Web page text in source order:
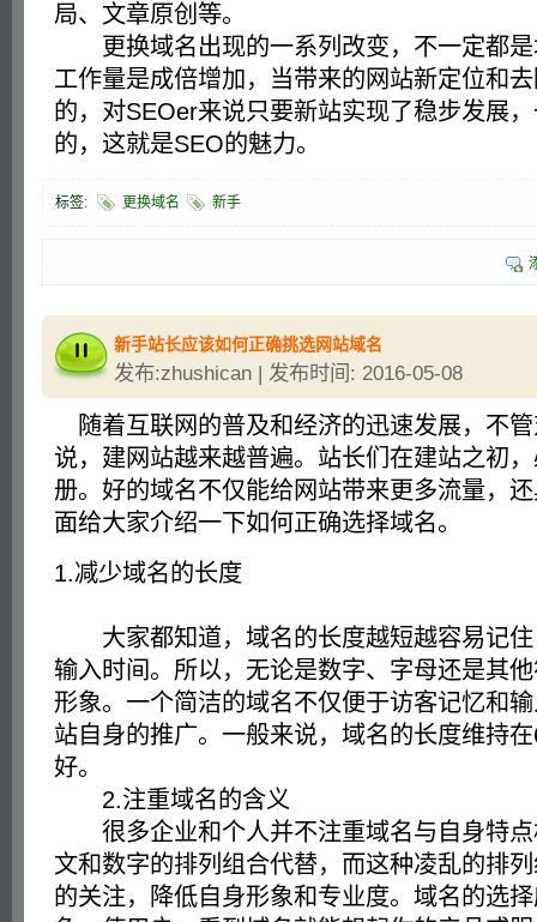
局、文章原创等。
更换域名出现的一系列改变，不一定都是
工作量是成倍增加，当带来的网站新定位和
的，对SEOer来说只要新站实现了稳步发展
的，这就是SEO的魅力。
标签: 更换域名 新手
新手站长应该如何正确挑选网站域名
发布:zhushican | 发布时间: 2016-05-08
随着互联网的普及和经济的迅速发展，不
说，建网站越来越普遍。站长们在建站之初
册。好的域名不仅能给网站带来更多流量，
面给大家介绍一下如何正确选择域名。
1.减少域名的长度
大家都知道，域名的长度越短越容易记住
输入时间。所以，无论是数字、字母还是其
形象。一个简洁的域名不仅便于访客记忆和
站自身的推广。一般来说，域名的长度维持
好。
2.注重域名的含义
很多企业和个人并不注重域名与自身特点
文和数字的排列组合代替，而这种凌乱的排
的关注，降低自身形象和专业度。域名的选